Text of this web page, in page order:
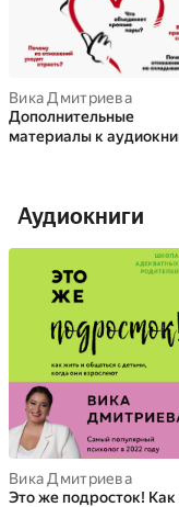
Вика Дмитриева
Дополнительные
материалы к
Аудиокниги
Вика Дмитриева
Это же подросток! Как